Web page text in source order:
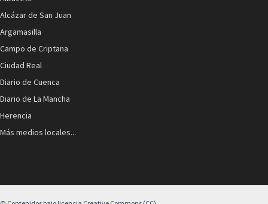
Alcázar de San Juan
Argamasilla
Campo de Criptana
Ciudad Real
Diario de Cuenca
Diario de La Mancha
Herencia
Más medios locales...